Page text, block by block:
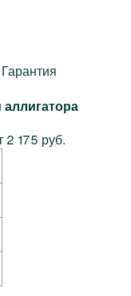
Гарантия
2 175 руб.